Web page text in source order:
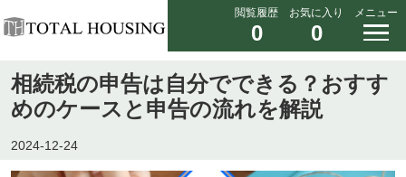
閲覧履歴
0
お気に入り
0
メニュー
相続税の申告は自分でできる？おすす
めのケースと申告の流れを解説
2024-12-24